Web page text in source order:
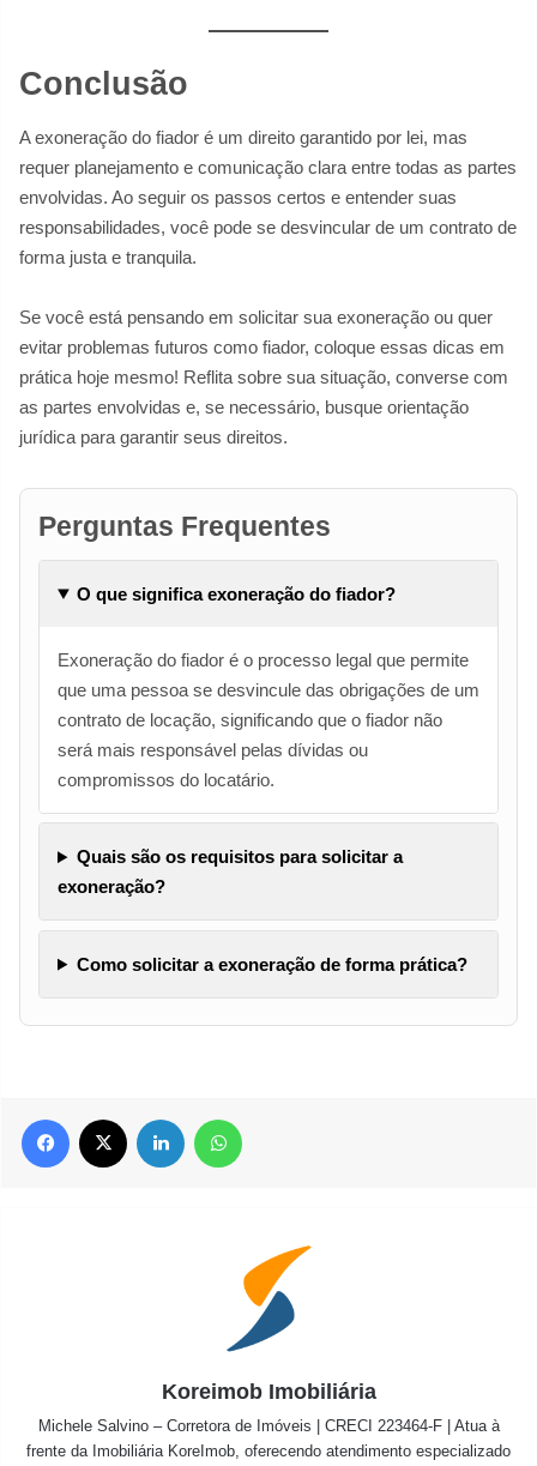
Conclusão
A exoneração do fiador é um direito garantido por lei, mas
requer planejamento e comunicação clara entre todas as partes
envolvidas. Ao seguir os passos certos e entender suas
responsabilidades, você pode se desvincular de um contrato de
forma justa e tranquila.
Se você está pensando em solicitar sua exoneração ou quer
evitar problemas futuros como fiador, coloque essas dicas em
prática hoje mesmo! Reflita sobre sua situação, converse com
as partes envolvidas e, se necessário, busque orientação
jurídica para garantir seus direitos.
Perguntas Frequentes
O que significa exoneração do fiador?
Exoneração do fiador é o processo legal que permite
que uma pessoa se desvincule das obrigações de um
contrato de locação, significando que o fiador não
será mais responsável pelas dívidas ou
compromissos do locatário.
Quais são os requisitos para solicitar a
exoneração?
Como solicitar a exoneração de forma prática?
Facebook Linkedin
Koreimob Imobiliária
Michele Salvino – Corretora de Imóveis | CRECI 223464-F | Atua à
frente da Imobiliária KoreImob, oferecendo atendimento especializado